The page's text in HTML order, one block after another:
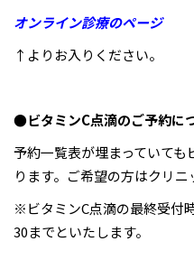
オンライン診療のページ
↑よりお入りください。
●ビタミンC点滴のご予約に
予約一覧表が埋まっていて
ります。ご希望の方はクリニ
※ビタミンC点滴の最終受付
30までといたします。